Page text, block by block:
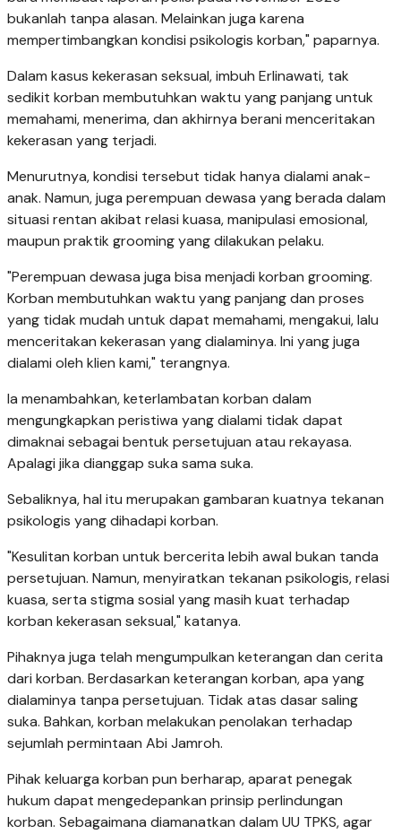
bukanlah tanpa alasan. Melainkan juga karena
mempertimbangkan kondisi psikologis korban," paparnya.
Dalam kasus kekerasan seksual, imbuh Erlinawati, tak
sedikit korban membutuhkan waktu yang panjang untuk
memahami, menerima, dan akhirnya berani menceritakan
kekerasan yang terjadi.
Menurutnya, kondisi tersebut tidak hanya dialami anak-
anak. Namun, juga perempuan dewasa yang berada dalam
situasi rentan akibat relasi kuasa, manipulasi emosional,
maupun praktik grooming yang dilakukan pelaku.
"Perempuan dewasa juga bisa menjadi korban grooming.
Korban membutuhkan waktu yang panjang dan proses
yang tidak mudah untuk dapat memahami, mengakui, lalu
menceritakan kekerasan yang dialaminya. Ini yang juga
dialami oleh klien kami," terangnya.
Ia menambahkan, keterlambatan korban dalam
mengungkapkan peristiwa yang dialami tidak dapat
dimaknai sebagai bentuk persetujuan atau rekayasa.
Apalagi jika dianggap suka sama suka.
Sebaliknya, hal itu merupakan gambaran kuatnya tekanan
psikologis yang dihadapi korban.
"Kesulitan korban untuk bercerita lebih awal bukan tanda
persetujuan. Namun, menyiratkan tekanan psikologis, relasi
kuasa, serta stigma sosial yang masih kuat terhadap
korban kekerasan seksual," katanya.
Pihaknya juga telah mengumpulkan keterangan dan cerita
dari korban. Berdasarkan keterangan korban, apa yang
dialaminya tanpa persetujuan. Tidak atas dasar saling
suka. Bahkan, korban melakukan penolakan terhadap
sejumlah permintaan Abi Jamroh.
Pihak keluarga korban pun berharap, aparat penegak
hukum dapat mengedepankan prinsip perlindungan
korban. Sebagaimana diamanatkan dalam UU TPKS, agar